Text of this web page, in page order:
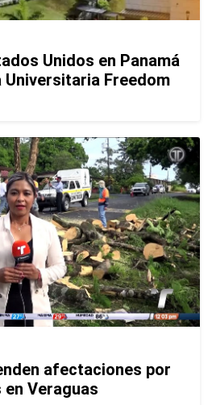
Unidos en Panamá
Universitaria Freedom
afectaciones por
Veraguas